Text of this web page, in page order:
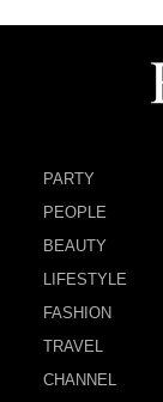
PARTY
PEOPLE
BEAUTY
LIFESTYLE
FASHION
TRAVEL
CHANNEL